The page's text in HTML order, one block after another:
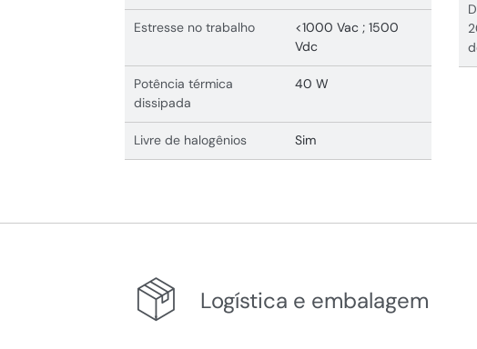
Estresse no trabalho
<1000 Vac ; 1500
Vdc
Potência térmica
dissipada
40 W
Livre de halogênios Sim
Logística e embalagem